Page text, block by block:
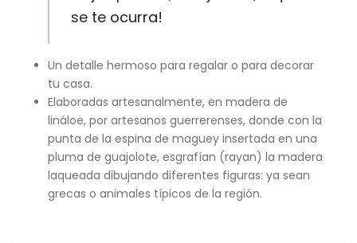
se te ocurra!
Un detalle hermoso para regalar o para decorar
tu casa.
Elaboradas artesanalmente, en madera de
lináloe, por artesanos guerrerenses, donde con la
punta de la espina de maguey insertada en una
pluma de guajolote, esgrafían (rayan) la madera
laqueada dibujando diferentes figuras: ya sean
grecas o animales típicos de la región.